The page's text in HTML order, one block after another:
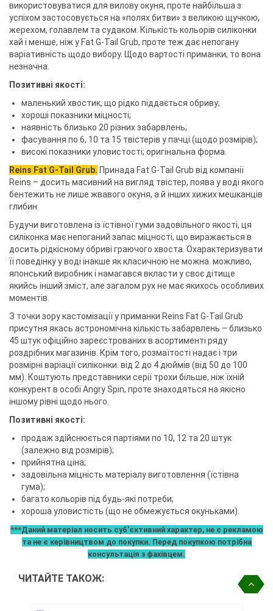
використовуватися для вилову окуня, проте найбільша з
успіхом застосовується на «полях битви» з великою щучкою,
жерехом, голавлем та судаком. Кількість кольорів силіконки
хай і менше, ніж у Fat G-Tail Grub, проте теж дає непогану
варіативність щодо вибору. Щодо вартості приманки, то вона
незначна.
Позитивні якості:
маленький хвостик, що рідко піддається обриву;
хороші показники міцності;
наявність близько 20 різних забарвлень;
фасування по 6, 10 та 15 твістерів у пачці (щодо розмірів);
високі показники уловистості; оригінальна форма.
Reins Fat G-Tail Grub. Принада Fat G-Tail Grub від компанії
Reins – досить масивний на вигляд твістер, поява у воді якого
бентежить не лише жвавого окуня, а й інших хижих мешканців
глибин.
Будучи виготовлена ​​із їстівної гуми задовільного якості, ця
силіконка має непоганий запас міцності, що виражається в
досить рідкісному обриві граючого хвоста. Охарактеризувати
її поведінку у воді інакше як класичною не можна. можливо,
японський виробник і намагався вкласти у своє дітище
якийсь інший зміст, але загалом рух не має якихось особливих
моментів.
З точки зору кастомізації у приманки Reins Fat G-Tail Grub
присутня якась астрономічна кількість забарвлень – близько
45 штук офіційно зареєстрованих в асортименті ряду
роздрібних магазинів. Крім того, розмаїтості надає і три
розмірні варіації силіконки. від 2 до 4 дюймів (від 50 до 100
мм). Коштують представники серії трохи більше, ніж їхній
конкурент в особі Angry Spin, проте знаходяться на якісно
іншому рівні щодо нього.
Позитивні якості:
продаж здійснюється партіями по 10, 12 та 20 штук
(залежно від розмірів);
прийнятна ціна;
задовільна міцність матеріалу виготовлення (їстівна
гума);
багато кольорів під будь-які потреби;
хороша уловистість (що не обмежується окуньками).
***Даний матеріал носить суб'єктивний характер, не є рекламою
та не є керівництвом до покупки. Перед покупкою потрібна
консультація з фахівцем.
ЧИТАЙТЕ ТАКОЖ: